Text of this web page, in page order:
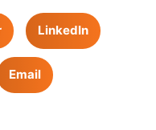
LinkedIn
Email